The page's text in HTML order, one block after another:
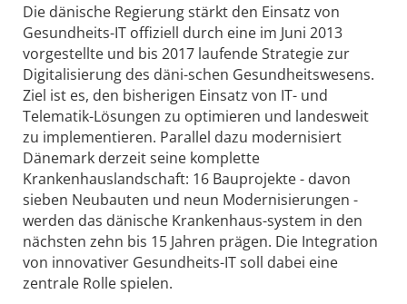
Die dänische Regierung stärkt den Einsatz von
Gesundheits-IT offiziell durch eine im Juni 2013
vorgestellte und bis 2017 laufende Strategie zur
Digitalisierung des däni-schen Gesundheitswesens.
Ziel ist es, den bisherigen Einsatz von IT- und
Telematik-Lösungen zu optimieren und landesweit
zu implementieren. Parallel dazu modernisiert
Dänemark derzeit seine komplette
Krankenhauslandschaft: 16 Bauprojekte - davon
sieben Neubauten und neun Modernisierungen -
werden das dänische Krankenhaus-system in den
nächsten zehn bis 15 Jahren prägen. Die Integration
von innovativer Gesundheits-IT soll dabei eine
zentrale Rolle spielen.